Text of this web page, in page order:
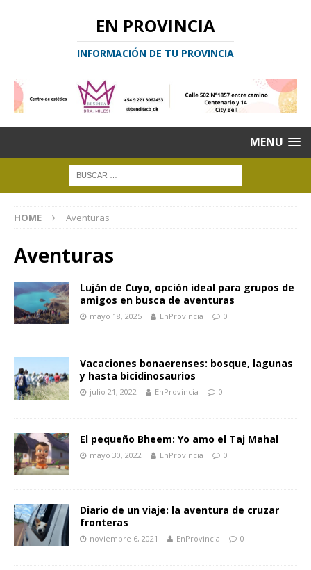
EN PROVINCIA
INFORMACIÓN DE TU PROVINCIA
MENU
HOME Aventuras
Aventuras
Luján de Cuyo, opción ideal para grupos de
amigos en busca de aventuras
mayo 18, 2025 EnProvincia 0
Vacaciones bonaerenses: bosque, lagunas
y hasta bicidinosaurios
julio 21, 2022 EnProvincia 0
El pequeño Bheem: Yo amo el Taj Mahal
mayo 30, 2022 EnProvincia 0
Diario de un viaje: la aventura de cruzar
fronteras
noviembre 6, 2021 EnProvincia 0